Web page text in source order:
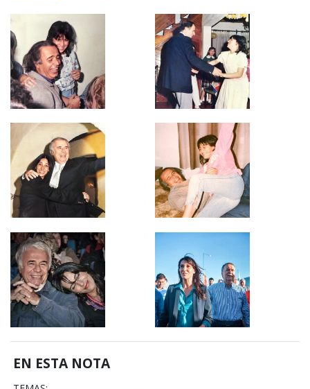
EN ESTA NOTA